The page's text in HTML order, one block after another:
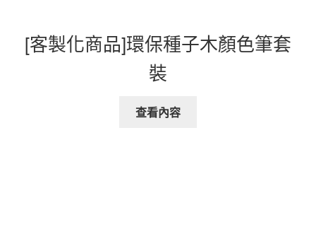
[客製化商品]環保種子木顏色筆套
裝
查看內容